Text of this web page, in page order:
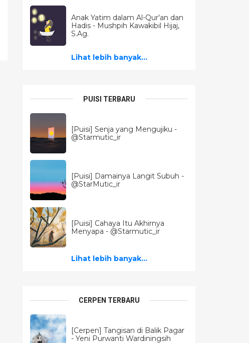
Anak Yatim dalam Al-Qur'an dan
Hadis - Mushpih Kawakibil Hijaj,
S.Ag.
Lihat lebih banyak...
PUISI TERBARU
[Puisi] Senja yang Mengujiku -
@Starmutic_ir
[Puisi] Damainya Langit Subuh -
@StarMutic_ir
[Puisi] Cahaya Itu Akhirnya
Menyapa - @Starmutic_ir
Lihat lebih banyak...
CERPEN TERBARU
[Cerpen] Tangisan di Balik Pagar
- Yeni Purwanti Wardiningsih